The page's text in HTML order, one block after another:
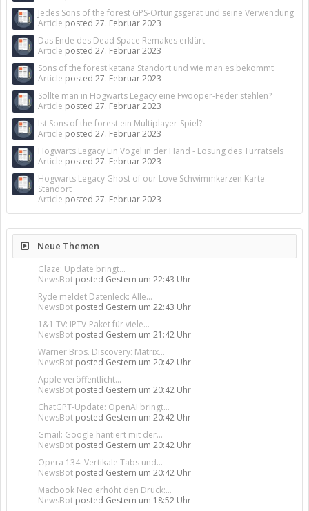
Jedes Sons of the forest GPS-Ortungsgerät und seine Verwendung
Article posted 27. Februar 2023
Das Ende des Dead Space Remakes erklärt
Article posted 27. Februar 2023
Sons of the forest katana Standort und wie man es bekommt
Article posted 27. Februar 2023
Sollte man in Hogwarts Legacy eine Fwooper-Feder stehlen?
Article posted 27. Februar 2023
Ist Sons of the forest ein Multiplayer-Spiel?
Article posted 27. Februar 2023
Hogwarts Legacy Ein Vogel in der Hand - Lösung des Türrätsels
Article posted 27. Februar 2023
Hogwarts Legacy Ghost of our Love Schwimmkerzen Karte
Standort
Article posted 27. Februar 2023
Neue Themen
Glaze: Update bringt...
NewsBot posted Gestern um 22:43 Uhr
Ryde meldet Datenleck: Alle...
NewsBot posted Gestern um 22:43 Uhr
1&1 TV: IPTV-Paket für viele...
NewsBot posted Gestern um 21:42 Uhr
Warner Bros. Discovery: Matrix...
NewsBot posted Gestern um 20:42 Uhr
Apple veröffentlicht...
NewsBot posted Gestern um 20:42 Uhr
ChatGPT-Update: OpenAI bringt...
NewsBot posted Gestern um 20:42 Uhr
Gmail: Google hantiert mit der...
NewsBot posted Gestern um 20:42 Uhr
Opera 134: Vertikale Tabs und...
NewsBot posted Gestern um 20:42 Uhr
Macbook Neo erhöht den Druck:...
NewsBot posted Gestern um 18:52 Uhr